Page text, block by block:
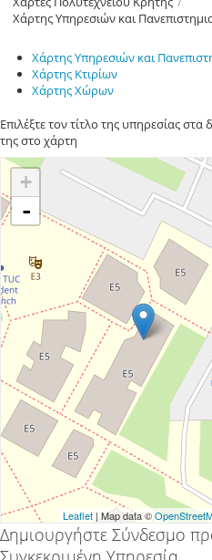
Χάρτης Υπηρεσιών και
Χάρτης Υπηρεσιών και
Χάρτης Κτιρίων
Χάρτης Χώρων
Επιλέξτε τον τίτλο της υπηρεσίας στα
της στο χάρτη
+
-
Leaflet | Map data ©
Δημιουργήστε Σύνδεσμο